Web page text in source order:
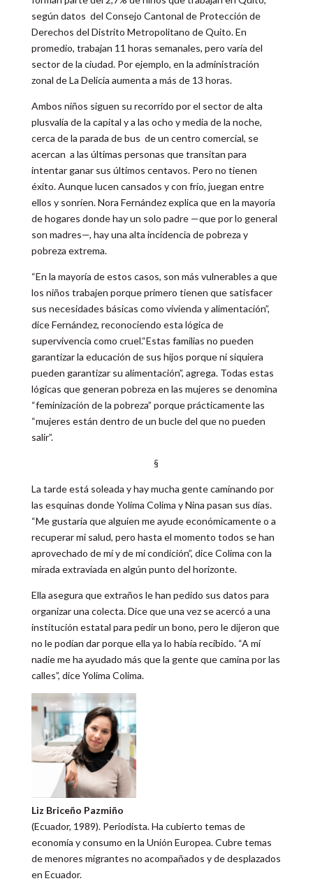
según datos del Consejo Cantonal de Protección de
Derechos del Distrito Metropolitano de Quito. En
promedio, trabajan 11 horas semanales, pero varía del
sector de la ciudad. Por ejemplo, en la administración
zonal de La Delicia aumenta a más de 13 horas.
Ambos niños siguen su recorrido por el sector de alta
plusvalía de la capital y a las ocho y media de la noche,
cerca de la parada de bus de un centro comercial, se
acercan a las últimas personas que transitan para
intentar ganar sus últimos centavos. Pero no tienen
éxito. Aunque lucen cansados y con frío, juegan entre
ellos y sonríen. Nora Fernández explica que en la mayoría
de hogares donde hay un solo padre —que por lo general
son madres—, hay una alta incidencia de pobreza y
pobreza extrema.
“En la mayoría de estos casos, son más vulnerables a que
los niños trabajen porque primero tienen que satisfacer
sus necesidades básicas como vivienda y alimentación”,
dice Fernández, reconociendo esta lógica de
supervivencia como cruel.“Estas familias no pueden
garantizar la educación de sus hijos porque ni siquiera
pueden garantizar su alimentación”, agrega. Todas estas
lógicas que generan pobreza en las mujeres se denomina
“feminización de la pobreza” porque prácticamente las
“mujeres están dentro de un bucle del que no pueden
salir”.
§
La tarde está soleada y hay mucha gente caminando por
las esquinas donde Yolima Colima y Nina pasan sus días.
“Me gustaría que alguien me ayude económicamente o a
recuperar mi salud, pero hasta el momento todos se han
aprovechado de mí y de mi condición”, dice Colima con la
mirada extraviada en algún punto del horizonte.
Ella asegura que extraños le han pedido sus datos para
organizar una colecta. Dice que una vez se acercó a una
institución estatal para pedir un bono, pero le dijeron que
no le podían dar porque ella ya lo había recibido. “A mí
nadie me ha ayudado más que la gente que camina por las
calles”, dice Yolima Colima.
Liz Briceño Pazmiño
(Ecuador, 1989). Periodista. Ha cubierto temas de
economía y consumo en la Unión Europea. Cubre temas
de menores migrantes no acompañados y de desplazados
en Ecuador.